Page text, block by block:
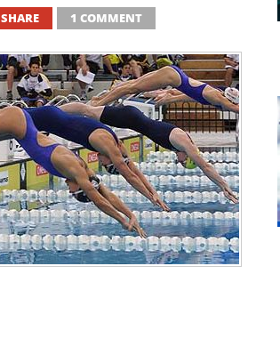
SHARE 1 COMMENT